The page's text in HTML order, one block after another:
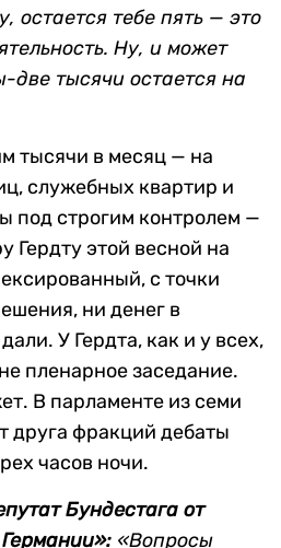
остается тебе пять — это
Ну, и может
две тысячи остается на
тысячи в месяц — на
служебных квартир и
под строгим контролем —
Гердту этой весной на
с точки
ни денег в
У Гердта, как и у всех,
пленарное заседание.
В парламенте из семи
друга фракций дебаты
часов ночи.
Бундестага от
: «Вопросы